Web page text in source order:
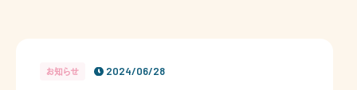
お知らせ 2024/06/28